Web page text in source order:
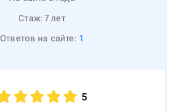
Стаж: 7лет
Ответов на сайте: 1
5